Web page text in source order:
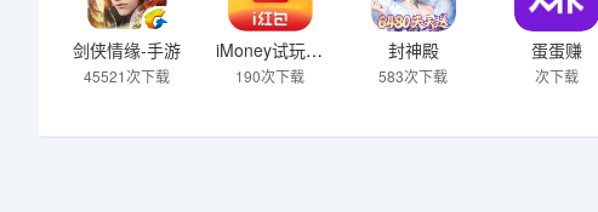
剑侠情缘-手游
45521次下载
iMoney试玩平台
190次下载
封神殿
583次下载
蛋蛋赚
次下载